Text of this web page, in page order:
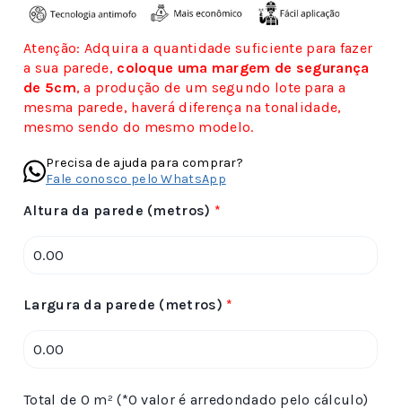
Atenção: Adquira a quantidade suficiente para fazer
a sua parede, coloque uma margem de segurança
de 5cm, a produção de um segundo lote para a
mesma parede, haverá diferença na tonalidade,
mesmo sendo do mesmo modelo.
Precisa de ajuda para comprar?
Fale conosco pelo WhatsApp
Altura da parede (metros) *
Largura da parede (metros) *
Total de 0 m² (*O valor é arredondado pelo cálculo)